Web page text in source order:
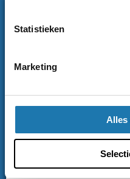
Statistieken
Marketing
Alles
Zing de grootste